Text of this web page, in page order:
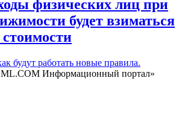
физических лиц при
будет взиматься
будут работать новые правила.
Информационный портал»